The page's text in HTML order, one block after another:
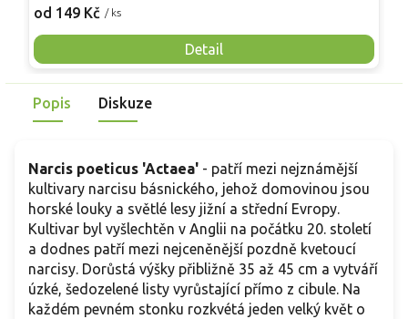
od 149 Kč / ks
Detail
Pevné vzpřímené výhony tvoří elegantní habitus bez
Mrazuvzdornost do −25 °C a spolehlivá vitalita z něj dělají
skvělou volbu pro každého pěstitele.
Popis Diskuze
Narcis poeticus 'Actaea' - patří mezi nejznámější
kultivary narcisu básnického, jehož domovinou jsou
horské louky a světlé lesy jižní a střední Evropy.
Kultivar byl vyšlechtěn v Anglii na počátku 20. století
a dodnes patří mezi nejceněnější pozdně kvetoucí
narcisy. Dorůstá výšky přibližně 35 až 45 cm a vytváří
úzké, šedozelené listy vyrůstající přímo z cibule. Na
každém pevném stonku rozkvétá jeden velký květ o